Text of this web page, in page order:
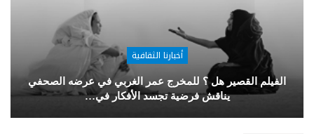
أخبارنا الثقافية
الفيلم القصير هل ؟ للمخرج عمر الغربي في عرضه الصحفي
يناقش فرضية تجسد الأفكار في…